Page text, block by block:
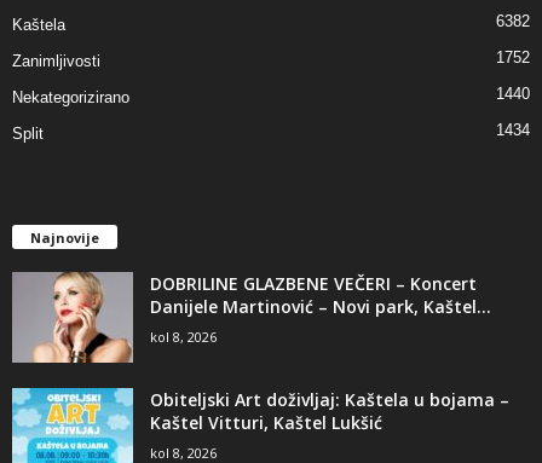
Kaštela 6382
Zanimljivosti 1752
Nekategorizirano 1440
Split 1434
Najnovije
DOBRILINE GLAZBENE VEČERI – Koncert
Danijele Martinović – Novi park, Kaštel...
kol 8, 2026
Obiteljski Art doživljaj: Kaštela u bojama –
Kaštel Vitturi, Kaštel Lukšić
kol 8, 2026